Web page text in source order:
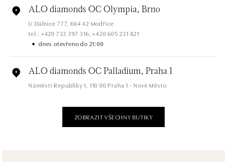
ALO diamonds OC Olympia, Brno
U Dálnice 777, 664 42 Modřice
tel.: +420 733 397 316, +420 605 231 821
dnes otevřeno do 21:00
ALO diamonds OC Palladium, Praha 1
Náměstí Republiky 1, 110 00 Praha 1 - Nové Město
dnes otevřeno do 21:00
ZOBRAZIT VŠECHNY BUTIKY